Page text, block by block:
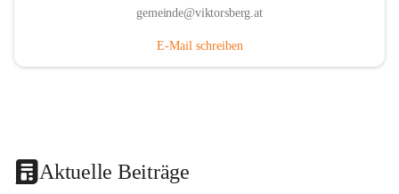
gemeinde@viktorsberg.at
E-Mail schreiben
Aktuelle Beiträge